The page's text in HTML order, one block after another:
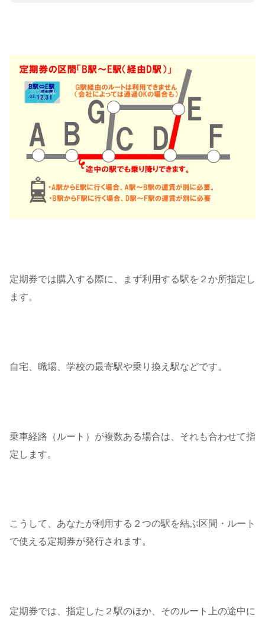
定期券では購入する際に、まず利用する駅を２か所指定し
ます。
自宅、職場、学校の最寄駅や乗り換え駅などです。
乗車経路（ルート）が複数ある場合は、それも合わせて指
定します。
こうして、あなたが利用する２つの駅を結ぶ区間・ルート
で使える定期券が発行されます。
定期券では、指定した２駅のほか、そのルート上の途中に